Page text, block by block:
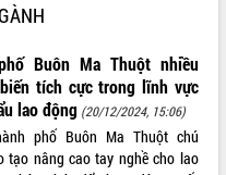
Buôn Ma Thuột nhiều
tích cực trong lĩnh vực
lao động (20/12/2024, 15:06)
phố Buôn Ma Thuột chú
tạo nâng cao tay nghề cho lao